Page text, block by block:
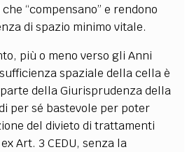
“compensano” e rendono
di spazio minimo vitale.
più o meno verso gli Anni
spaziale della cella è
della Giurisprudenza della
per sé bastevole per poter
del divieto di trattamenti
Art. 3 CEDU, senza la